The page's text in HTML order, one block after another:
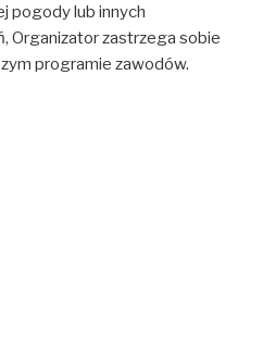
pogody lub innych
Organizator zastrzega sobie
programie zawodów.